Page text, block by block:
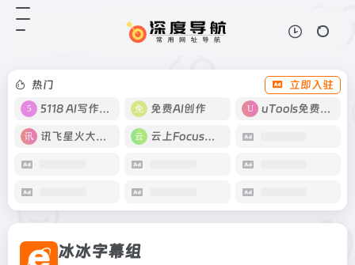
热门
立即入驻
5118 AI写作工具
免费AI创作 uTools免费工具箱
讯飞星火大模型 云上Focus接码
冰冰字幕组
下载 英剧排行 最新英剧下载 英剧字
幕 英剧在线观看